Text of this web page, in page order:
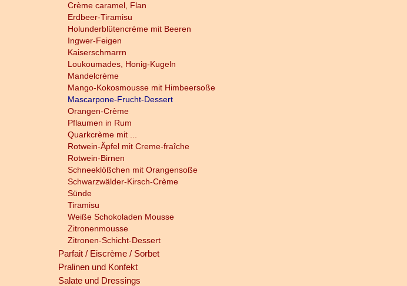
Crème caramel, Flan
Erdbeer-Tiramisu
Holunderblütencrème mit Beeren
Ingwer-Feigen
Kaiserschmarrn
Loukoumades, Honig-Kugeln
Mandelcrème
Mango-Kokosmousse mit Himbeersoße
Mascarpone-Frucht-Dessert
Orangen-Crème
Pflaumen in Rum
Quarkcrème mit ...
Rotwein-Äpfel mit Creme-fraîche
Rotwein-Birnen
Schneeklößchen mit Orangensoße
Schwarzwälder-Kirsch-Crème
Sünde
Tiramisu
Weiße Schokoladen Mousse
Zitronenmousse
Zitronen-Schicht-Dessert
Parfait / Eiscrème / Sorbet
Pralinen und Konfekt
Salate und Dressings